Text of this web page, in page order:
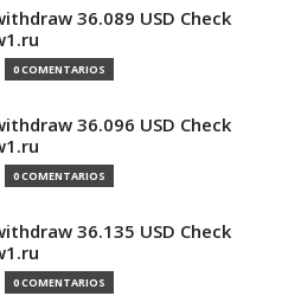
36.089 USD Check
0 COMENTARIOS
36.096 USD Check
0 COMENTARIOS
36.135 USD Check
0 COMENTARIOS